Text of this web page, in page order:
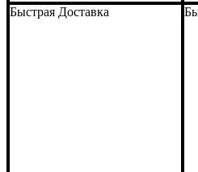
Быстрая Доставка